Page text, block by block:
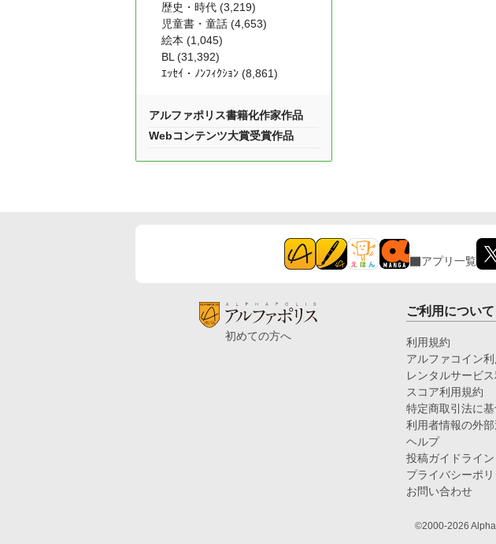
歴史・時代 (3,219)
児童書・童話 (4,653)
絵本 (1,045)
BL (31,392)
ｴｯｾｲ・ﾉﾝﾌｨｸｼｮﾝ (8,861)
アルファポリス書籍化作家作品
Webコンテンツ大賞受賞作品
アプリ一覧
初めての方へ
ご利用について
利用規約
アルファコイン
レンタルサービ
スコア利用規約
特定商取引法に
利用者情報の外
ヘルプ
投稿ガイドライン
プライバシーポ
お問い合わせ
©2000-2026